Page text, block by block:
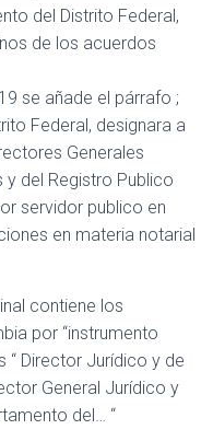
del Distrito Federal,
de los acuerdos
se añade el párrafo ;
Federal, designara a
Generales
del Registro Publico
servidor publico en
en materia notarial
contiene los
por “instrumento
“ Director Jurídico y de
General Jurídico y
del… “